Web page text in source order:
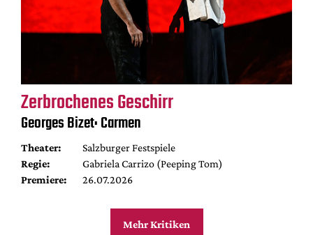
Zerbrochenes Geschirr
Georges Bizet: Carmen
Theater:
Salzburger Festspiele
Regie:
Gabriela Carrizo (Peeping Tom)
Premiere:
26.07.2026
Mehr Kritiken